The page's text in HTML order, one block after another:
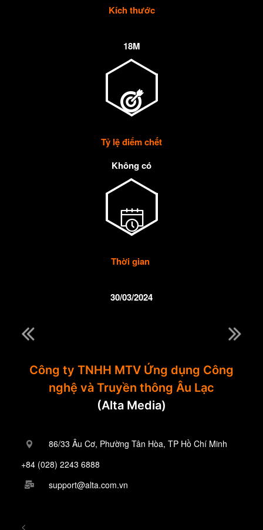
Kích thước
18M
Tỷ lệ điểm chết
Không có
Thời gian
30/03/2024
Công ty TNHH MTV Ứng dụng Công
nghệ và Truyền thông Âu Lạc
(Alta Media)
86/33 Âu Cơ, Phường Tân Hòa, TP Hồ Chí Minh
+84 (028) 2243 6888
support@alta.com.vn
<